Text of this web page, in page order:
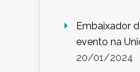
Embaixador
evento na
20/01/2024